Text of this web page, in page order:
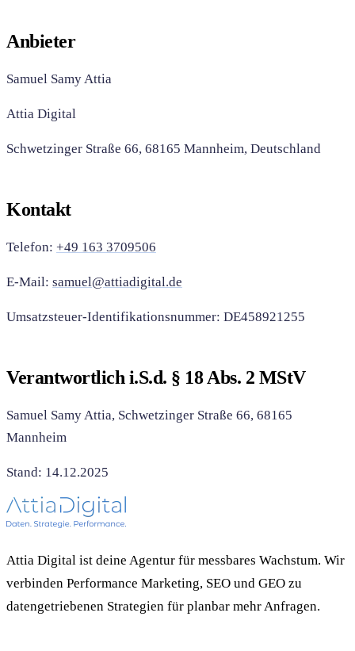
Anbieter
Samuel Samy Attia
Attia Digital
Schwetzinger Straße 66, 68165 Mannheim, Deutschland
Kontakt
Telefon: +49 163 3709506
E-Mail: samuel@attiadigital.de
Umsatzsteuer-Identifikationsnummer: DE458921255
Verantwortlich i.S.d. § 18 Abs. 2 MStV
Samuel Samy Attia, Schwetzinger Straße 66, 68165
Mannheim
Stand: 14.12.2025
Attia Digital ist deine Agentur für messbares Wachstum. Wir
verbinden Performance Marketing, SEO und GEO zu
datengetriebenen Strategien für planbar mehr Anfragen.